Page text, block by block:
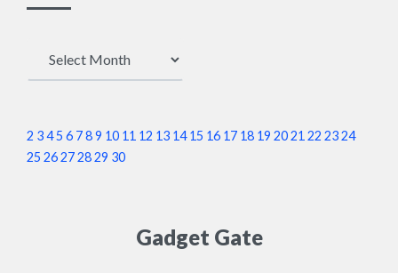
Gadget Gate
2 345 6 789 10 11 12 13 14 15 16 17 18 19 2021 22 2324
25 26272829 30